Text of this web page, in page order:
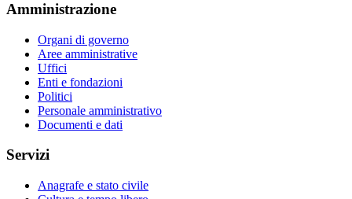
Amministrazione
Organi di governo
Aree amministrative
Uffici
Enti e fondazioni
Politici
Personale amministrativo
Documenti e dati
Servizi
Anagrafe e stato civile